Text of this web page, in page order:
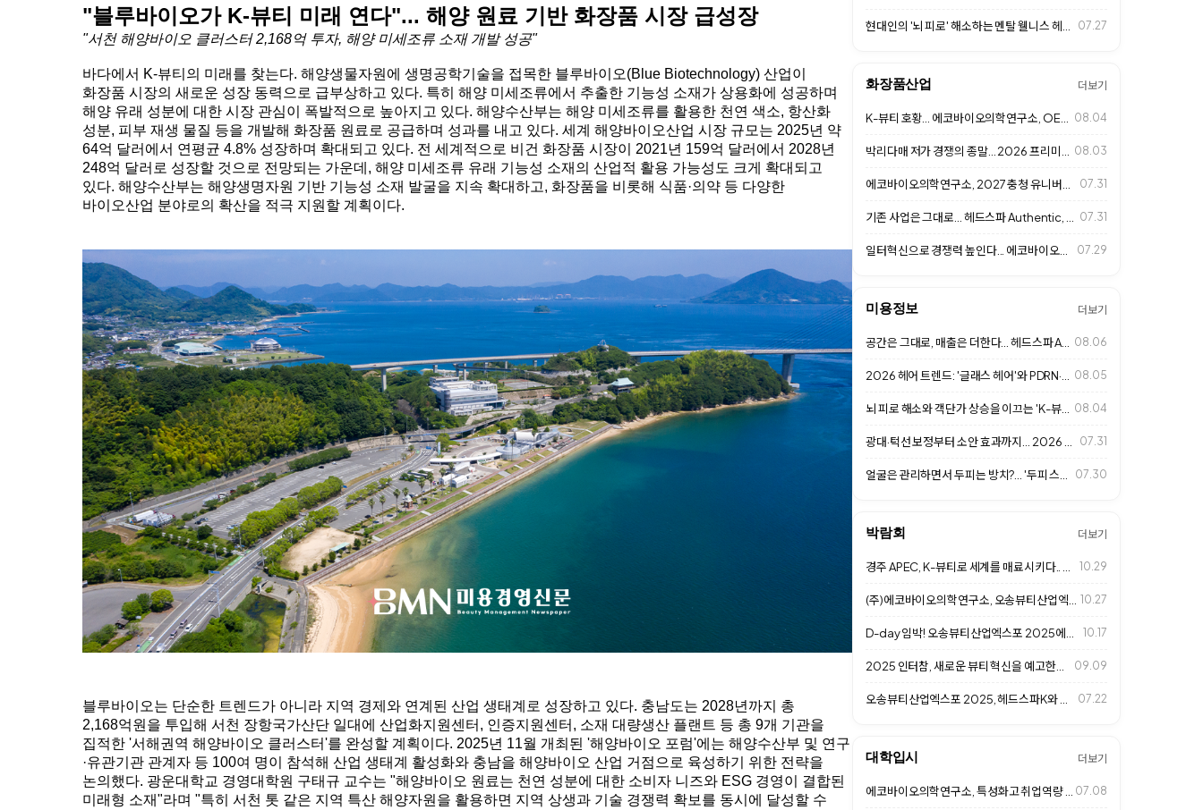
"블루바이오가 K-뷰티 미래 연다"... 해양 원료 기반 화장품 시장 급성장
"서천 해양바이오 클러스터 2,168억 투자, 해양 미세조류 소재 개발 성공"
바다에서 K-뷰티의 미래를 찾는다. 해양생물자원에 생명공학기술을 접목한 블루바이오(Blue Biotechnology) 산업이
화장품 시장의 새로운 성장 동력으로 급부상하고 있다. 특히 해양 미세조류에서 추출한 기능성 소재가 상용화에 성공하며
해양 유래 성분에 대한 시장 관심이 폭발적으로 높아지고 있다. 해양수산부는 해양 미세조류를 활용한 천연 색소, 항산화
성분, 피부 재생 물질 등을 개발해 화장품 원료로 공급하며 성과를 내고 있다. 세계 해양바이오산업 시장 규모는 2025년 약
64억 달러에서 연평균 4.8% 성장하며 확대되고 있다. 전 세계적으로 비건 화장품 시장이 2021년 159억 달러에서 2028년
248억 달러로 성장할 것으로 전망되는 가운데, 해양 미세조류 유래 기능성 소재의 산업적 활용 가능성도 크게 확대되고
있다. 해양수산부는 해양생명자원 기반 기능성 소재 발굴을 지속 확대하고, 화장품을 비롯해 식품·의약 등 다양한
바이오산업 분야로의 확산을 적극 지원할 계획이다.
블루바이오는 단순한 트렌드가 아니라 지역 경제와 연계된 산업 생태계로 성장하고 있다. 충남도는 2028년까지 총
2,168억원을 투입해 서천 장항국가산단 일대에 산업화지원센터, 인증지원센터, 소재 대량생산 플랜트 등 총 9개 기관을
집적한 '서해권역 해양바이오 클러스터'를 완성할 계획이다. 2025년 11월 개최된 '해양바이오 포럼'에는 해양수산부 및 연구
·유관기관 관계자 등 100여 명이 참석해 산업 생태계 활성화와 충남을 해양바이오 산업 거점으로 육성하기 위한 전략을
논의했다. 광운대학교 경영대학원 구태규 교수는 "해양바이오 원료는 천연 성분에 대한 소비자 니즈와 ESG 경영이 결합된
미래형 소재"라며 "특히 서천 톳 같은 지역 특산 해양자원을 활용하면 지역 상생과 기술 경쟁력 확보를 동시에 달성할 수
07.27
화장품산업 더보기
K-뷰티 호황... 에코바이오의학연구소, OEM·ODM 사업 확대 08.04
08.03
07.31
07.31
일터혁신으로 경쟁력 높인다... 에코바이오의학연구소, 상생컨설팅 MOU 체결 07.29
미용정보 더보기
08.06
08.05
뇌 피로 해소와 객단가 상승을 이끄는 'K-뷰티 헤드스파 & 웰니스 라운지' 성… 08.04
07.31
07.30
박람회 더보기
10.29
10.27
10.17
2025 인터참, 새로운 뷰티 혁신을 예고한다.. (주)에코바이오의학연구소 참가 09.09
07.22
대학입시 더보기
07.08